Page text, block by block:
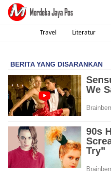
Travel Literatur